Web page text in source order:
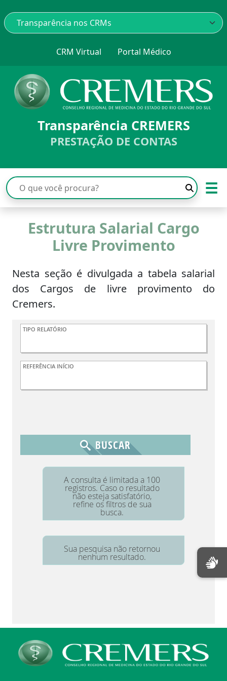
CRM Virtual Portal Médico
Transparência CREMERS
PRESTAÇÃO DE CONTAS
☰
Estrutura Salarial Cargo
Livre Provimento
Nesta seção é divulgada a tabela salarial
dos Cargos de livre provimento do
Cremers.